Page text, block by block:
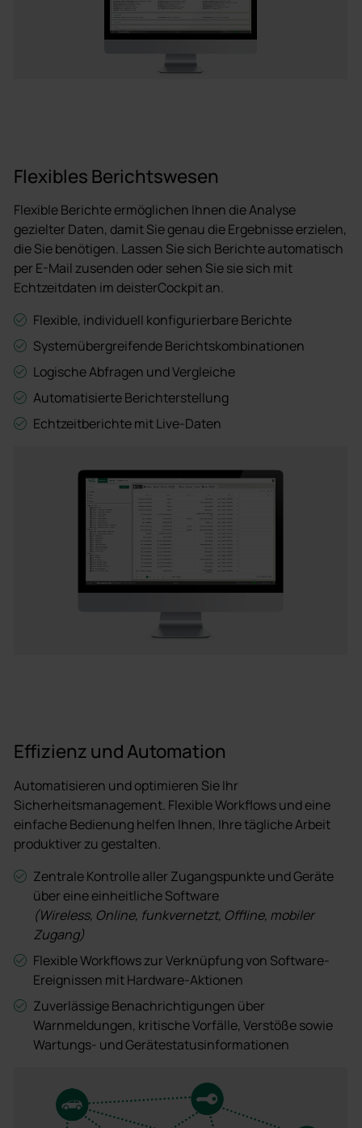
Flexibles Berichtswesen
Flexible Berichte ermöglichen Ihnen die Analyse
gezielter Daten, damit Sie genau die Ergebnisse erzielen,
die Sie benötigen. Lassen Sie sich Berichte automatisch
per E-Mail zusenden oder sehen Sie sie sich mit
Echtzeitdaten im deisterCockpit an.
Flexible, individuell konfigurierbare Berichte
Systemübergreifende Berichtskombinationen
Logische Abfragen und Vergleiche
Automatisierte Berichterstellung
Echtzeitberichte mit Live-Daten
Effizienz und Automation
Automatisieren und optimieren Sie Ihr
Sicherheitsmanagement. Flexible Workflows und eine
einfache Bedienung helfen Ihnen, Ihre tägliche Arbeit
produktiver zu gestalten.
Zentrale Kontrolle aller Zugangspunkte und Geräte
über eine einheitliche Software
(Wireless, Online, funkvernetzt, Offline, mobiler
Zugang)
Flexible Workflows zur Verknüpfung von Software-
Ereignissen mit Hardware-Aktionen
Zuverlässige Benachrichtigungen über
Warnmeldungen, kritische Vorfälle, Verstöße sowie
Wartungs- und Gerätestatusinformationen